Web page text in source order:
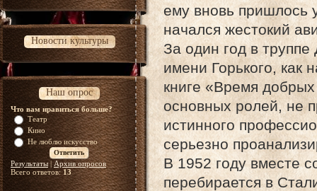
Новости культуры
Наш опрос
Что вам нравиться больше?
Театр
Кино
Не люблю искусство
Результаты|Архив опросов
Всего ответов: 13
ему вновь пришлось
начался жестокий
За один год в труппе
имени Горького, как
книге «Время
основных ролей, не
истинного
серьезно
В 1952 году вместе
перебирается в